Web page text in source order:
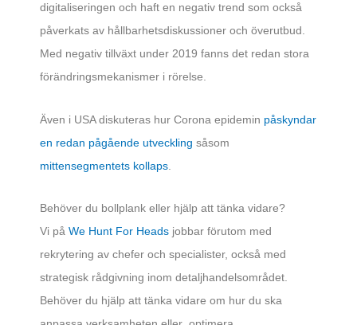
digitaliseringen och haft en negativ trend som också
påverkats av hållbarhetsdiskussioner och överutbud.
Med negativ tillväxt under 2019 fanns det redan stora
förändringsmekanismer i rörelse.
Även i USA diskuteras hur Corona epidemin påskyndar
en redan pågående utveckling såsom
mittensegmentets kollaps
Behöver du bollplank eller hjälp att tänka vidare?
Vi på We Hunt For Heads jobbar förutom med
rekrytering av chefer och specialister, också med
strategisk rådgivning inom detaljhandelsområdet.
Behöver du hjälp att tänka vidare om hur du ska